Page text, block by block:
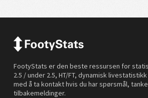
FootyStats er den beste ressursen for
2.5 / under 2.5, HT/FT, dynamisk
med å ta kontakt hvis du har spørsmål,
tilbakemeldinger.